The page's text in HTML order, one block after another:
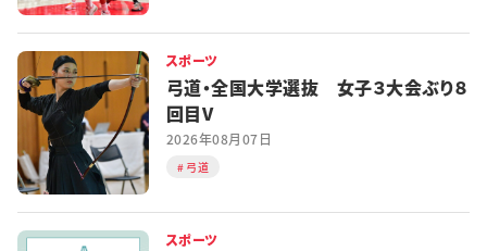
スポーツ
弓道・全国大学選抜 女子３大会ぶり８
回目V
2026年08月07日
弓道
スポーツ